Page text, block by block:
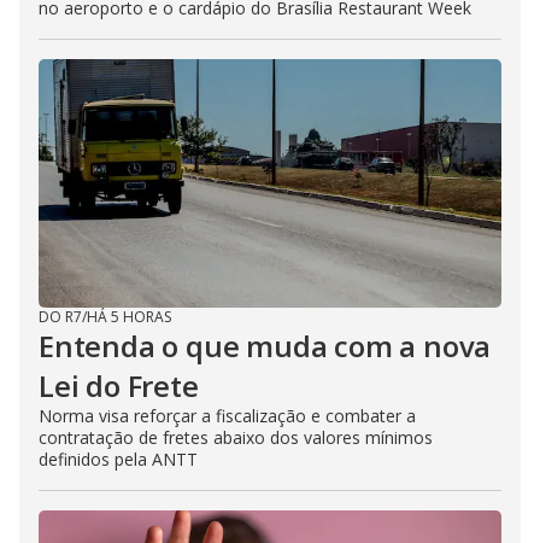
no aeroporto e o cardápio do Brasília Restaurant Week
DO R7/HÁ 5 HORAS
Entenda o que muda com a nova
Lei do Frete
Norma visa reforçar a fiscalização e combater a
contratação de fretes abaixo dos valores mínimos
definidos pela ANTT